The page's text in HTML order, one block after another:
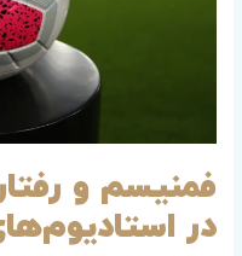
فمنیسم و
در